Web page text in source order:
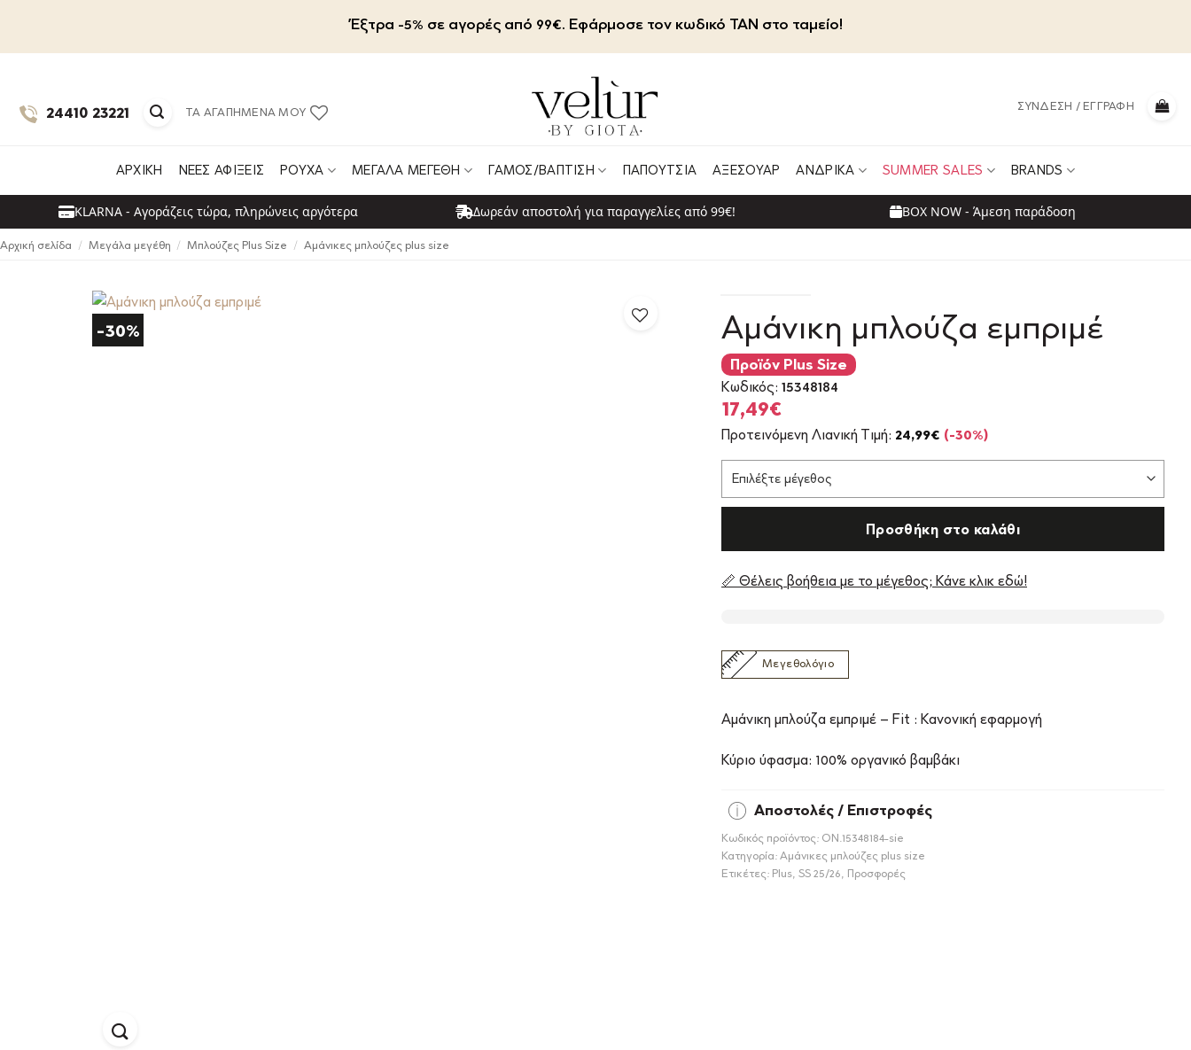
περιεχόμενο
Έξτρα -5% σε αγορές από 99€. Εφάρμοσε τον κωδικό TAN στο ταμείο!
24410 23221 ΤΑ ΑΓΑΠΗΜΈΝΑ ΜΟΥ ΣΎΝΔΕΣΗ / ΕΓΓΡΑΦΉ
ΑΡΧΙΚΉ ΝΈΕΣ ΑΦΊΞΕΙΣ ΡΟΎΧΑ ΜΕΓΆΛΑ ΜΕΓΈΘΗ ΓΆΜΟΣ/ΒΆΠΤΙΣΗ ΠΑΠΟΎΤΣΙΑ ΑΞΕΣΟΥΆΡ ΑΝΔΡΙΚΆ SUMMER SALES BRANDS
KLARNA - Αγοράζεις τώρα, πληρώνεις αργότερα Δωρεάν αποστολή για παραγγελίες από 99€! BOX NOW - Άμεση παράδοση
Αρχική σελίδα / Μεγάλα μεγέθη / Μπλούζες Plus Size / Αμάνικες μπλούζες plus size
-30% Αμάνικη μπλούζα εμπριμέ
Προϊόν Plus Size
Κωδικός: 15348184
Original
price
was:
24,99€.
17,49€Η
τρέχουσα
τιμή
είναι:
17,49€.
Προτεινόμενη Λιανική Τιμή: 24,99€ (-30%)
Προσθήκη στο καλάθι
📏 Θέλεις βοήθεια με το μέγεθος; Κάνε κλικ εδώ!
Μεγεθολόγιο
Αμάνικη μπλούζα εμπριμέ – Fit : Κανονική εφαρμογή
Κύριο ύφασμα: 100% οργανικό βαμβάκι
Αποστολές / Επιστροφές
Κωδικός προϊόντος: ON.15348184-sie
Κατηγορία: Αμάνικες μπλούζες plus size
Ετικέτες: Plus, SS 25/26, Προσφορές